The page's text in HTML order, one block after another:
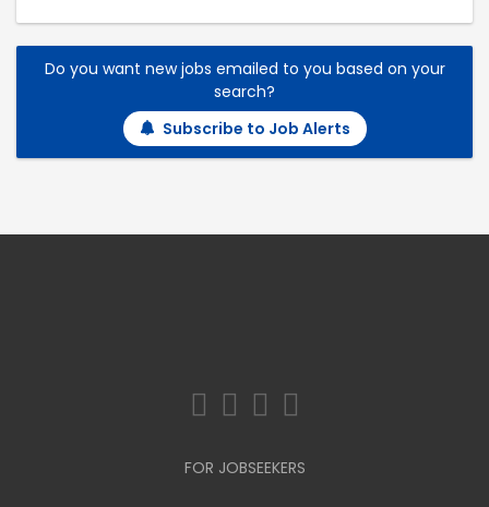
Do you want new jobs emailed to you based on your
search?
Subscribe to Job Alerts
FOR JOBSEEKERS